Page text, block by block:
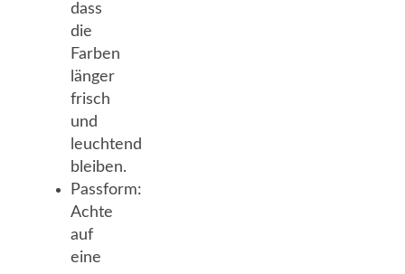
dass
die
Farben
länger
frisch
und
leuchtend
bleiben.
Passform:
Achte
auf
eine